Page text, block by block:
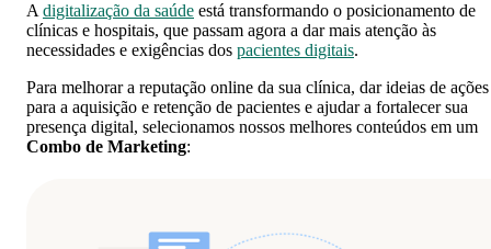
A digitalização da saúde está transformando o posicionamento de
clínicas e hospitais, que passam agora a dar mais atenção às
necessidades e exigências dos pacientes digitais.
Para melhorar a reputação online da sua clínica, dar ideias de ações
para a aquisição e retenção de pacientes e ajudar a fortalecer sua
presença digital, selecionamos nossos melhores conteúdos em um
Combo de Marketing: